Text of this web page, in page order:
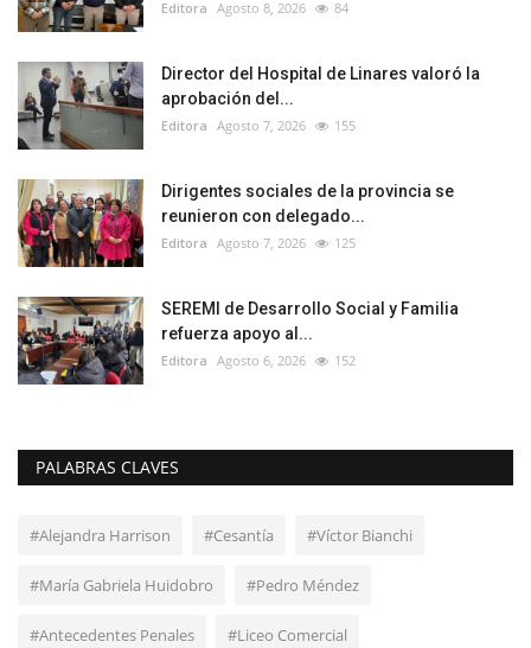
Editora Agosto 8, 2026 84
Director del Hospital de Linares valoró la
aprobación del...
Editora Agosto 7, 2026 155
Dirigentes sociales de la provincia se
reunieron con delegado...
Editora Agosto 7, 2026 125
SEREMI de Desarrollo Social y Familia
refuerza apoyo al...
Editora Agosto 6, 2026 152
PALABRAS CLAVES
#Alejandra Harrison #Cesantía #Víctor Bianchi
#María Gabriela Huidobro #Pedro Méndez
#Antecedentes Penales #Liceo Comercial